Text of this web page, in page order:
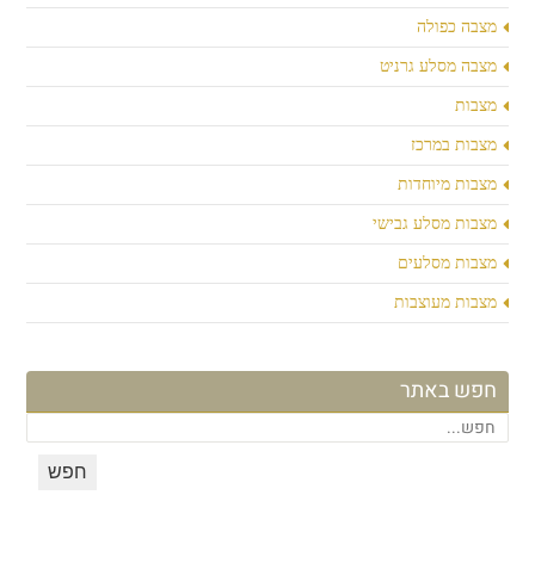
מצבה כפולה
מצבה מסלע גרניט
מצבות
מצבות במרכז
מצבות מיוחדות
מצבות מסלע גבישי
מצבות מסלעים
מצבות מעוצבות
חפש באתר